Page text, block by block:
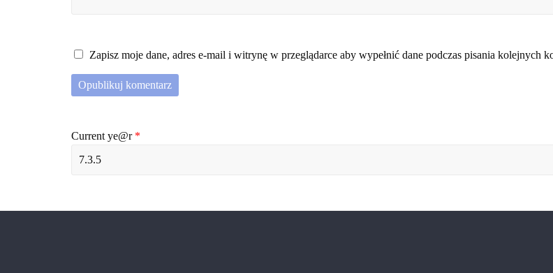
Zapisz moje dane, adres e-mail i witrynę w przeglądarce aby wypełnić dane podczas pisania kolejnych
Current ye@r *